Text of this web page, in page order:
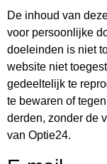
De inhoud van
voor persoonlijke
doeleinden is niet
website niet
gedeeltelijk te
te bewaren of
derden, zonder de
van Optie24.